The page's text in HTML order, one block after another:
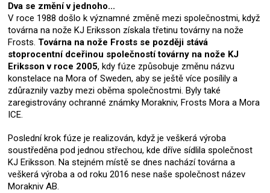
Dva se změní v jednoho...
V roce 1988 došlo k významné změně mezi společnostmi, když
továrna na nože KJ Eriksson získala třetinu továrny na nože
Frosts. Továrna na nože Frosts se později stává
stoprocentní dceřinou společností továrny na nože KJ
Eriksson v roce 2005, kdy fúze způsobuje změnu názvu
konstelace na Mora of Sweden, aby se ještě více posílily a
zdůraznily vazby mezi oběma společnostmi. Byly také
zaregistrovány ochranné známky Morakniv, Frosts Mora a Mora
ICE.
Poslední krok fúze je realizován, když je veškerá výroba
soustředěna pod jednou střechou, kde dříve sídlila společnost
KJ Eriksson. Na stejném místě se dnes nachází továrna a
veškerá výroba a od roku 2016 nese naše společnost název
Morakniv AB.